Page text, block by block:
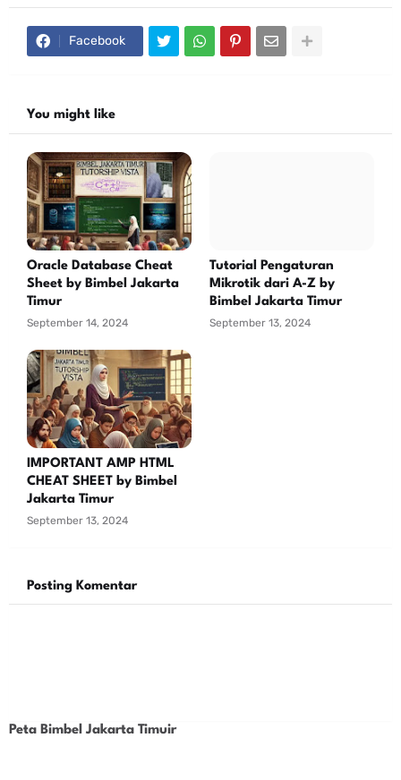
Facebook
You might like
Oracle Database Cheat
Sheet by Bimbel Jakarta
Timur
September 14, 2024
Tutorial Pengaturan
Mikrotik dari A-Z by
Bimbel Jakarta Timur
September 13, 2024
IMPORTANT AMP HTML
CHEAT SHEET by Bimbel
Jakarta Timur
September 13, 2024
Posting Komentar
Peta Bimbel Jakarta Timuir